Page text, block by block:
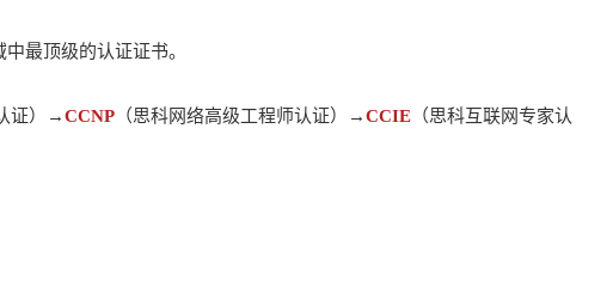
最顶级的认证证书。
证）→CCNP （思科网络高级工程师认证）→CCIE （思科互联网专家认